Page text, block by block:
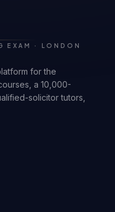
EXAM · LONDON
for the
a 10,000-
solicitor tutors,